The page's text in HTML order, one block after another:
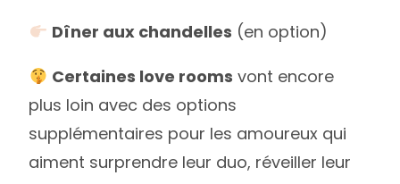
Dîner aux chandelles (en option)
Certaines love rooms vont encore
plus loin avec des options
supplémentaires pour les amoureux qui
aiment surprendre leur duo, réveiller leur